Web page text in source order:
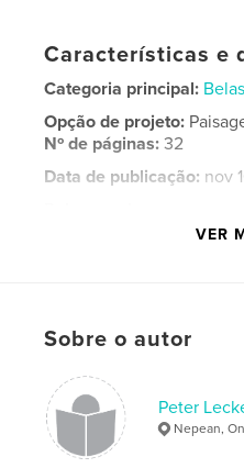
Características e
Categoria principal:
Opção de projeto:
Nº de páginas:32
Data de publicação: nov
watercolor
, gatineau , canada
quebec
VER
Sobre o autor
Peter
Nepean,